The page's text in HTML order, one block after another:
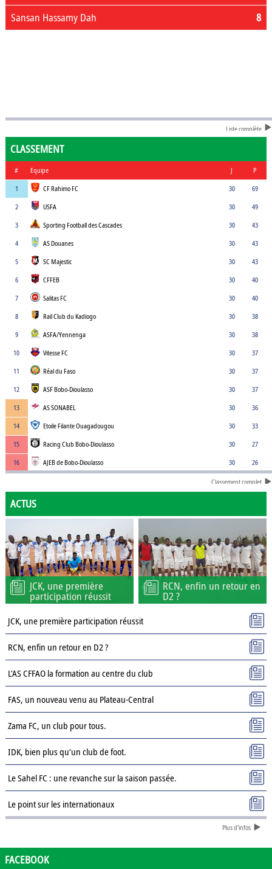
8
Sansan Hassamy Dah
Liste complète
CLASSEMENT
# Equipe J
P
1
CF Rahimo FC 30
69
2
USFA 30
49
3
Sporting Football des Cascades 30
43
4
AS Douanes 30
43
5
SC Majestic 30
43
6
CFFEB 30
40
7
Salitas FC 30
40
8
Rail Club du Kadiogo 30
38
9
ASFA/Yennenga 30
38
10
Vitesse FC 30
37
11
Réal du Faso 30
37
12
ASF Bobo-Dioulasso 30
37
13
AS SONABEL 30
36
14
Etoile Filante Ouagadougou 30
33
15
Racing Club Bobo-Dioulasso 30
27
16
AJEB de Bobo-Dioulasso 30 26
Classement complet
ACTUS
JCK, une première
participation réussit
RCN, enfin un retour en
D2 ?
JCK, une première participation réussit
RCN, enfin un retour en D2 ?
L’AS CFFAO la formation au centre du club
FAS, un nouveau venu au Plateau-Central
Zama FC, un club pour tous.
IDK, bien plus qu’un club de foot.
Le Sahel FC : une revanche sur la saison passée.
Le point sur les internationaux
Présentation des clubs de D3 : ASPC Tenkodogo
Plus d'infos
FACEBOOK